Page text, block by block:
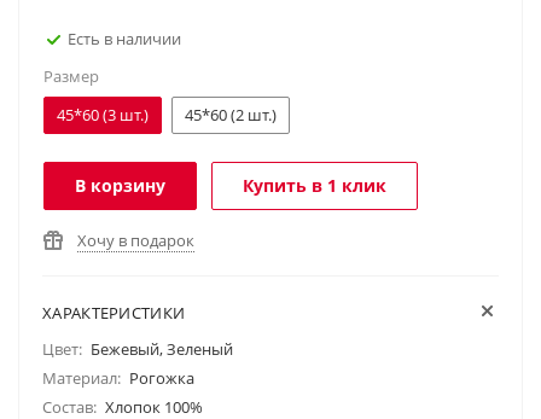
Есть в наличии
Размер
45*60 (3 шт.)
45*60 (2 шт.)
В корзину Купить в 1 клик
Хочу в подарок
ХАРАКТЕРИСТИКИ
Цвет: Бежевый, Зеленый
Материал: Рогожка
Состав: Хлопок 100%